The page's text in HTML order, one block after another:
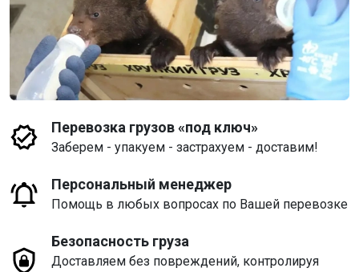
Перевозка грузов «под ключ»
Заберем - упакуем - застрахуем - доставим!
Персональный менеджер
Помощь в любых вопросах по Вашей перевозке
Безопасность груза
Доставляем без повреждений, контролируя